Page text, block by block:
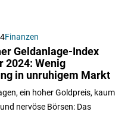
Finanzen
Geldanlage-Index
2024: Wenig
in unruhigem Markt
ein hoher Goldpreis, kaum
nervöse Börsen: Das